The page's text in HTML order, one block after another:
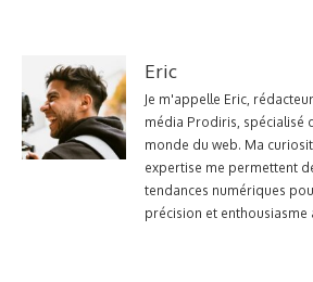
Eric
Je m'appelle Eric,
média Prodiris, spécialisé
monde du web. Ma
expertise me permettent
tendances numériques
précision et enthousiasme